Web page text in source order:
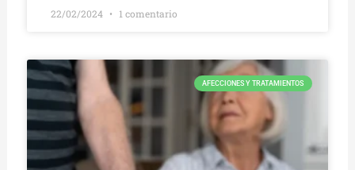
22/02/2024 1 comentario
AFECCIONES Y TRATAMIENTOS